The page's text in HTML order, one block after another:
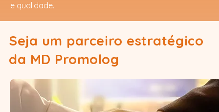
e qualidade.
Seja um parceiro estratégico
da MD Promolog